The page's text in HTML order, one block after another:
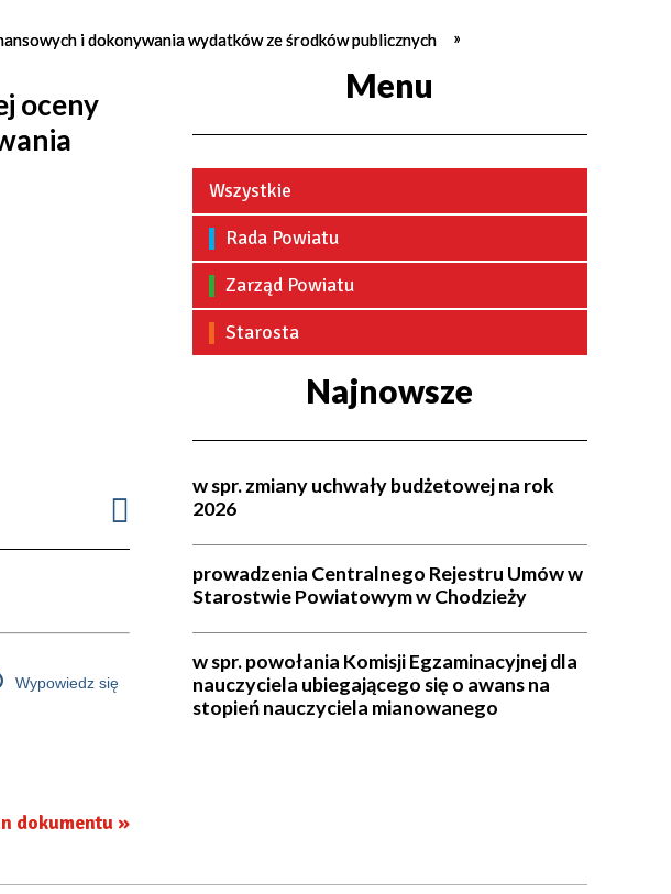
i dokonywania wydatków ze środków publicznych
oceny
Wypowiedz się
dokumentu »
Menu
Wszystkie
Rada Powiatu
Zarząd Powiatu
Starosta
Najnowsze
w spr. zmiany uchwały budżetowej na rok
2026
prowadzenia Centralnego Rejestru Umów w
Starostwie Powiatowym w Chodzieży
w spr. powołania Komisji Egzaminacyjnej dla
nauczyciela ubiegającego się o awans na
stopień nauczyciela mianowanego